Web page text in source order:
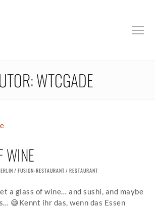
WTCGADE
WINE
/ FUSION-RESTAURANT / RESTAURANT
a glass of wine… and sushi, and maybe
😅Kennt ihr das, wenn das Essen